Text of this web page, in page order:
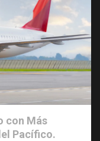
con Más
Pacífico.